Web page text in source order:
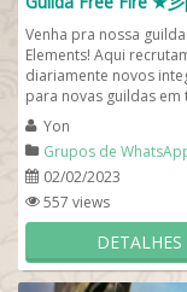
Venha pra nossa guilda
Elements! Aqui
diariamente novos
para novas guildas em
Brasil. Se você está
por uma guilda...
Yon
Grupos de
Fire
02/02/2023
557 views
DETALHES